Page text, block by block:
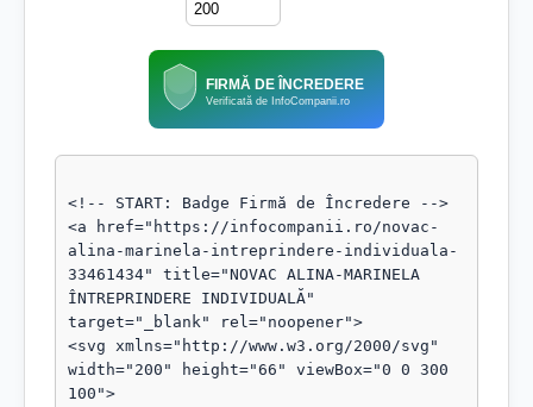
FIRMĂ DE ÎNCREDERE
Verificată de InfoCompanii.ro
<!-- START: Badge Firmă de Încredere -->
<a href="https://infocompanii.ro/novac-
alina-marinela-intreprindere-individuala-
33461434" title="NOVAC ALINA-MARINELA
ÎNTREPRINDERE INDIVIDUALĂ"
target="_blank" rel="noopener">
<svg xmlns="http://www.w3.org/2000/svg"
width="200" height="66" viewBox="0 0 300
100">